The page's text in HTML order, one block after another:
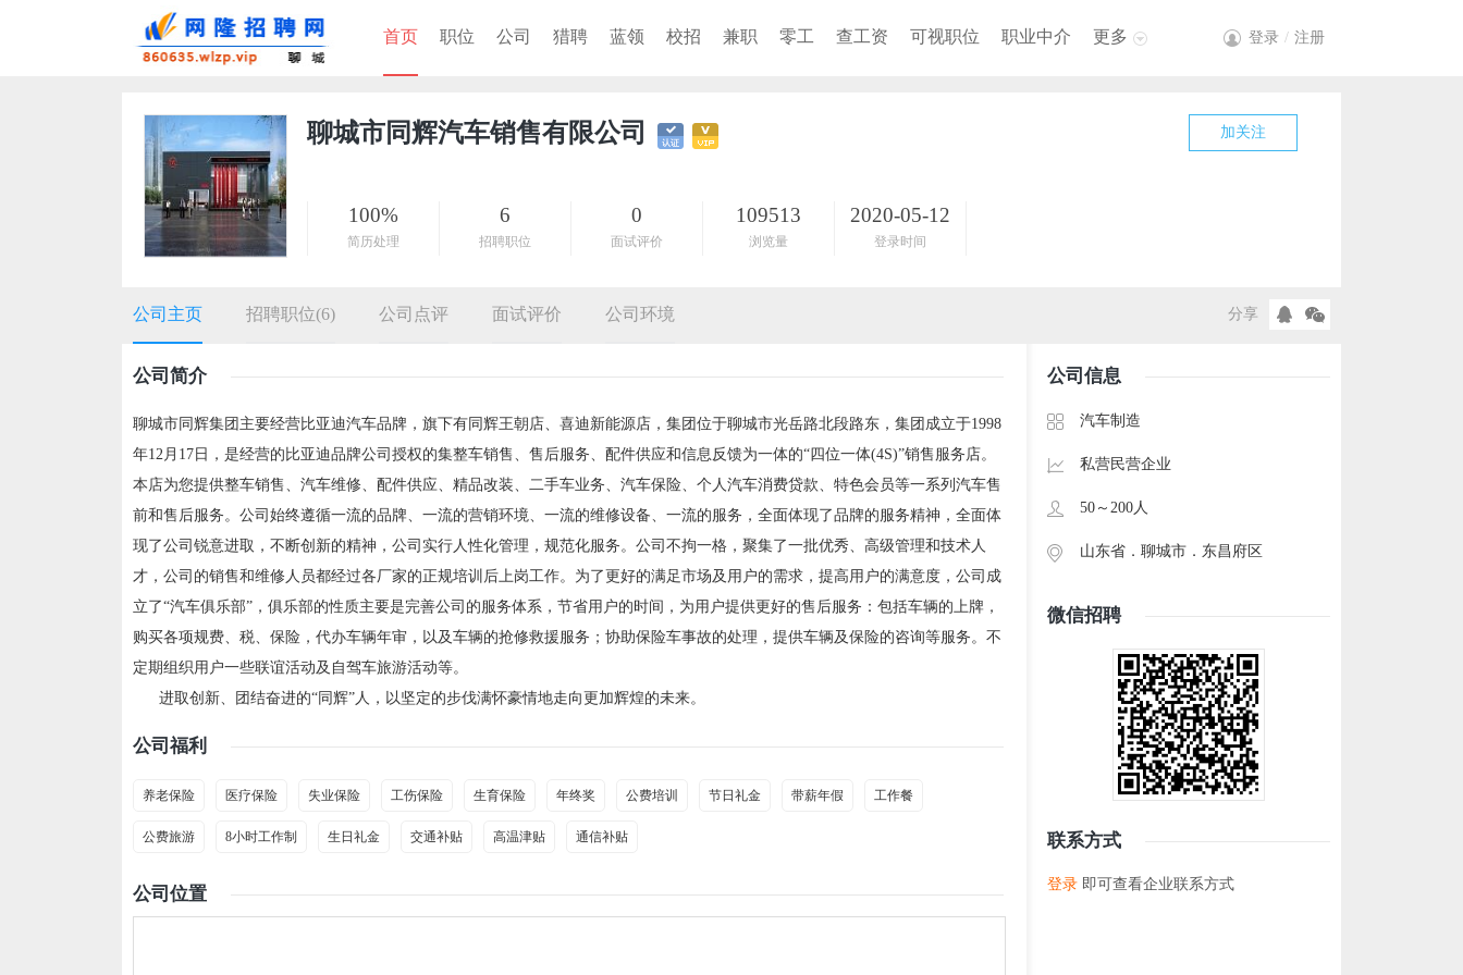
首页 职位 公司 猎聘 蓝领 校招 兼职 零工 查工资 可视职位 职业中介 更多 登录 / 注册
聊城市同辉汽车销售有限公司 加关注
100%
简历处理
6
招聘职位
0
面试评价
109513
浏览量
2020-05-12
登录时间
公司主页 招聘职位(6) 公司点评 面试评价 公司环境 分享
公司简介
聊城市同辉集团主要经营比亚迪汽车品牌，旗下有同辉王朝店、喜迪新能源店，集团位于聊城市光岳路北段路东，集团成立于1998
年12月17日，是经营的比亚迪品牌公司授权的集整车销售、售后服务、配件供应和信息反馈为一体的“四位一体(4S)”销售服务店。
本店为您提供整车销售、汽车维修、配件供应、精品改装、二手车业务、汽车保险、个人汽车消费贷款、特色会员等一系列汽车售
前和售后服务。公司始终遵循一流的品牌、一流的营销环境、一流的维修设备、一流的服务，全面体现了品牌的服务精神，全面体
现了公司锐意进取，不断创新的精神，公司实行人性化管理，规范化服务。公司不拘一格，聚集了一批优秀、高级管理和技术人
才，公司的销售和维修人员都经过各厂家的正规培训后上岗工作。为了更好的满足市场及用户的需求，提高用户的满意度，公司成
立了“汽车俱乐部”，俱乐部的性质主要是完善公司的服务体系，节省用户的时间，为用户提供更好的售后服务：包括车辆的上牌，
购买各项规费、税、保险，代办车辆年审，以及车辆的抢修救援服务；协助保险车事故的处理，提供车辆及保险的咨询等服务。不
定期组织用户一些联谊活动及自驾车旅游活动等。
进取创新、团结奋进的“同辉”人，以坚定的步伐满怀豪情地走向更加辉煌的未来。
公司福利
养老保险 医疗保险 失业保险 工伤保险 生育保险 年终奖 公费培训 节日礼金 带薪年假 工作餐
公费旅游 8小时工作制 生日礼金 交通补贴 高温津贴 通信补贴
公司位置
公司信息
汽车制造
私营民营企业
50～200人
山东省． 聊城市 ． 东昌府区
微信招聘
联系方式
登录 即可查看企业联系方式